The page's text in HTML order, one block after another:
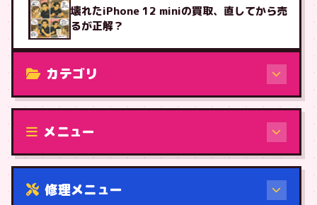
壊れたiPhone 12 miniの買取、直してから売
るが正解？
カテゴリ
修理（機種から）
メニュー
修理メニュー